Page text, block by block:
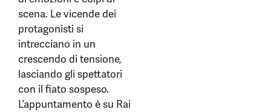
scena. Le vicende dei
protagonisti si
intrecciano in un
crescendo di tensione,
lasciando gli spettatori
con il fiato sospeso.
L’appuntamento è su Rai